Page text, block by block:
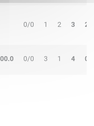
0/0 1 2 3 2
0/0 3 1 4 0